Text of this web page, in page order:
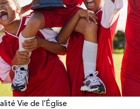
Vie de l’Église